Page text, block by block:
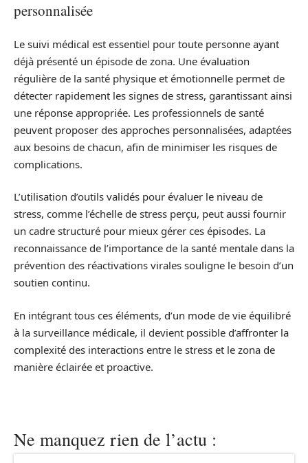
personnalisée
Le suivi médical est essentiel pour toute personne ayant
déjà présenté un épisode de zona. Une évaluation
régulière de la santé physique et émotionnelle permet de
détecter rapidement les signes de stress, garantissant ainsi
une réponse appropriée. Les professionnels de santé
peuvent proposer des approches personnalisées, adaptées
aux besoins de chacun, afin de minimiser les risques de
complications.
L’utilisation d’outils validés pour évaluer le niveau de
stress, comme l’échelle de stress perçu, peut aussi fournir
un cadre structuré pour mieux gérer ces épisodes. La
reconnaissance de l’importance de la santé mentale dans la
prévention des réactivations virales souligne le besoin d’un
soutien continu.
En intégrant tous ces éléments, d’un mode de vie équilibré
à la surveillance médicale, il devient possible d’affronter la
complexité des interactions entre le stress et le zona de
manière éclairée et proactive.
Ne manquez rien de l’actu :